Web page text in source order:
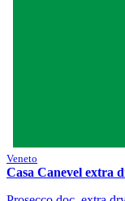
Veneto
Casa Canevel extra